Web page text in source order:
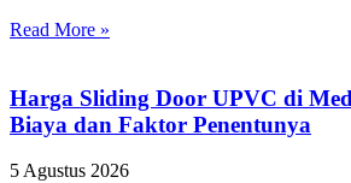
Read More »
Harga Sliding Door UPVC di
Biaya dan Faktor Penentunya
5 Agustus 2026